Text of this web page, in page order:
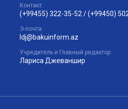
Контакт:
(+99455) 322-35-52 /(+99450)
Э-почта:
ldj@bakuinform.az
Учредитель и Главный редактор:
Лариса Джеваншир